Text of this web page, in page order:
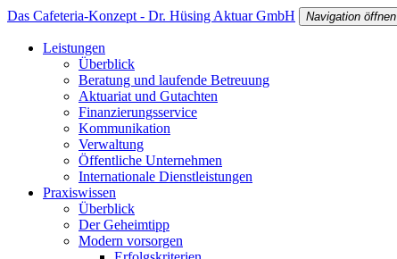
Das Cafeteria-Konzept - Dr. Hüsing Aktuar GmbH Navigation öffnen
Leistungen
Überblick
Beratung und laufende Betreuung
Aktuariat und Gutachten
Finanzierungsservice
Kommunikation
Verwaltung
Öffentliche Unternehmen
Internationale Dienstleistungen
Praxiswissen
Überblick
Der Geheimtipp
Modern vorsorgen